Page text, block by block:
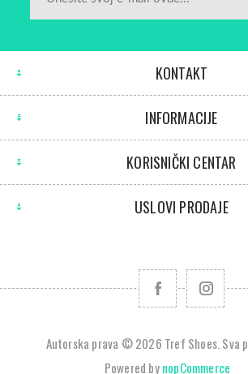
KONTAKT
INFORMACIJE
KORISNIČKI CENTAR
USLOVI PRODAJE
Autorska prava © 2026 Tref Shoes. Sva
Powered bynopCommerce